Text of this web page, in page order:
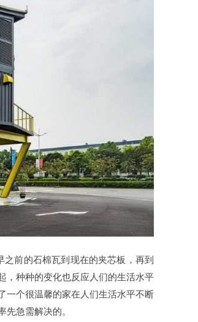
前的石棉瓦到现在的夹芯板，再到
，种种的变化也反应人们的生活水平
一个很温馨的家在人们生活水平不断
急需解决的。